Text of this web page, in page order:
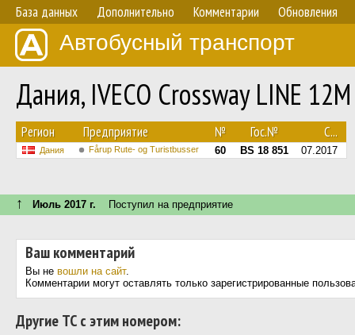
База данных Дополнительно Комментарии Обновления
Автобусный транспорт
Дания, IVECO Crossway LINE
Регион Предприятие № Гос.№ С...
Дания Fårup Rute- og Turistbusser 60 BS 18 851 07.2017
↑ Июль 2017 г. Поступил на предприятие
Ваш комментарий
Вы не вошли на сайт.
Комментарии могут оставлять только зарегистрированные
Другие ТС с этим номером: